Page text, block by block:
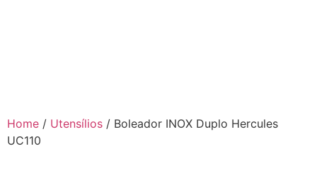
Home / Utensílios / Boleador INOX Duplo Hercules
UC110